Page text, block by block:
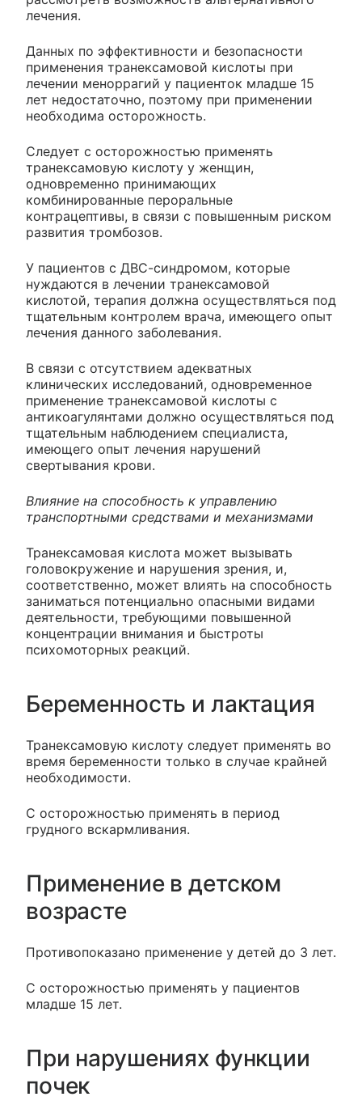
лечения.
Данных по эффективности и безопасности
применения транексамовой кислоты при
лечении меноррагий у пациенток младше 15
лет недостаточно, поэтому при применении
необходима осторожность.
Следует с осторожностью применять
транексамовую кислоту у женщин,
одновременно принимающих
комбинированные пероральные
контрацептивы, в связи с повышенным риском
развития тромбозов.
У пациентов с ДВС-синдромом, которые
нуждаются в лечении транексамовой
кислотой, терапия должна осуществляться под
тщательным контролем врача, имеющего опыт
лечения данного заболевания.
В связи с отсутствием адекватных
клинических исследований, одновременное
применение транексамовой кислоты с
антикоагулянтами должно осуществляться под
тщательным наблюдением специалиста,
имеющего опыт лечения нарушений
свертывания крови.
Влияние на способность к управлению
транспортными средствами и механизмами
Транексамовая кислота может вызывать
головокружение и нарушения зрения, и,
соответственно, может влиять на способность
заниматься потенциально опасными видами
деятельности, требующими повышенной
концентрации внимания и быстроты
психомоторных реакций.
Беременность и лактация
Транексамовую кислоту следует применять во
время беременности только в случае крайней
необходимости.
С осторожностью применять в период
грудного вскармливания.
Применение в детском
возрасте
Противопоказано применение у детей до 3 лет.
С осторожностью применять у пациентов
младше 15 лет.
При нарушениях функции
почек